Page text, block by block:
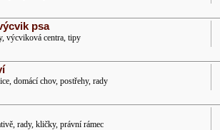
psa
výcviková centra, tipy
domácí chov, postřehy, rady
rady, kličky, právní rámec